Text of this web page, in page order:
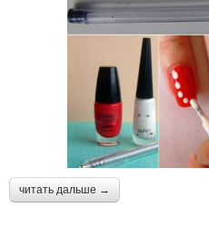
читать дальше →